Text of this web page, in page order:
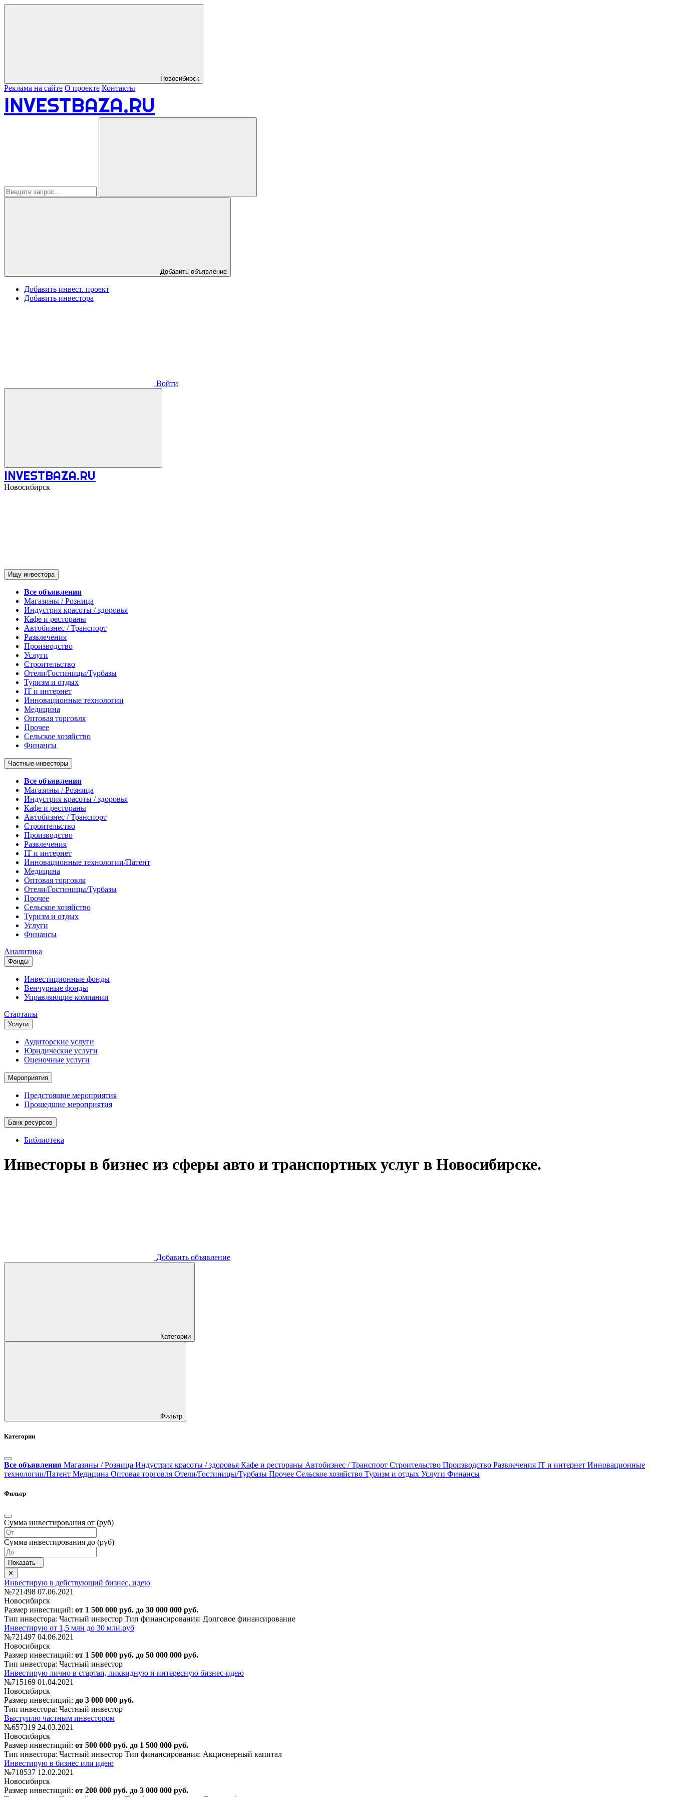
Новосибирск
Реклама на сайте О проекте Контакты
INVESTBAZA.RU
Добавить объявление
Добавить инвест. проект
Добавить инвестора
Войти
INVESTBAZA.RU
Новосибирск
Ищу инвестора
Все объявления
Магазины / Розница
Индустрия красоты / здоровья
Кафе и рестораны
Автобизнес / Транспорт
Развлечения
Производство
Услуги
Строительство
Отели/Гостиницы/Турбазы
Туризм и отдых
IT и интернет
Инновационные технологии
Медицина
Оптовая торговля
Прочее
Сельское хозяйство
Финансы
Частные инвесторы
Все объявления
Магазины / Розница
Индустрия красоты / здоровья
Кафе и рестораны
Автобизнес / Транспорт
Строительство
Производство
Развлечения
IT и интернет
Инновационные технологии/Патент
Медицина
Оптовая торговля
Отели/Гостиницы/Турбазы
Прочее
Сельское хозяйство
Туризм и отдых
Услуги
Финансы
Аналитика
Фонды
Инвестиционные фонды
Венчурные фонды
Управляющие компании
Стартапы
Услуги
Аудиторские услуги
Юридические услуги
Оценочные услуги
Мероприятия
Предстоящие мероприятия
Прошедшие мероприятия
Банк ресурсов
Библиотека
Инвесторы в бизнес из сферы авто и транспортных услуг в Новосибирске.
Добавить объявление
Категории
Фильтр
Категории
Все объявления Магазины / Розница Индустрия красоты / здоровья Кафе и рестораны Автобизнес / Транспорт Строительство Производство Развлечения IT и интернет Инновационные
технологии/Патент Медицина Оптовая торговля Отели/Гостиницы/Турбазы Прочее Сельское хозяйство Туризм и отдых Услуги Финансы
Фильтр
Сумма инвестирования от (руб)
Сумма инвестирования до (руб)
Инвестирую в действующий бизнес, идею
№721498 07.06.2021
Новосибирск
Размер инвестиций: от 1 500 000 руб. до 30 000 000 руб.
Тип инвестора: Частный инвестор Тип финансирования: Долговое финансирование
Инвестирую от 1,5 млн до 30 млн.руб
№721497 04.06.2021
Новосибирск
Размер инвестиций: от 1 500 000 руб. до 50 000 000 руб.
Тип инвестора: Частный инвестор
Инвестирую лично в стартап, ликвидную и интересную бизнес-идею
№715169 01.04.2021
Новосибирск
Размер инвестиций: до 3 000 000 руб.
Тип инвестора: Частный инвестор
Выступлю частным инвестором
№657319 24.03.2021
Новосибирск
Размер инвестиций: от 500 000 руб. до 1 500 000 руб.
Тип инвестора: Частный инвестор Тип финансирования: Акционерный капитал
Инвестирую в бизнес или идею
№718537 12.02.2021
Новосибирск
Размер инвестиций: от 200 000 руб. до 3 000 000 руб.